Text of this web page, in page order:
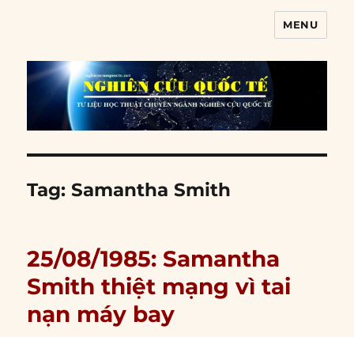
MENU
Tag:Samantha Smith
25/08/1985: Samantha
Smith thiệt mạng vì tai
nạn máy bay